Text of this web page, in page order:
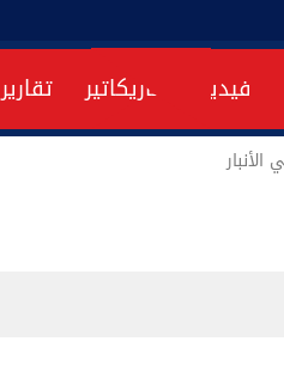
فيديو كاريكاتير تقارير